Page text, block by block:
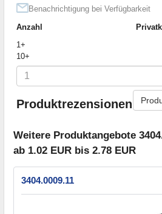
Benachrichtigung bei Verfügbarkeit
Anzahl
1+
10+
Produktrezensionen
Weitere Produktangebote
ab 1.02 EUR bis 2.78 EUR
3404.0009.11